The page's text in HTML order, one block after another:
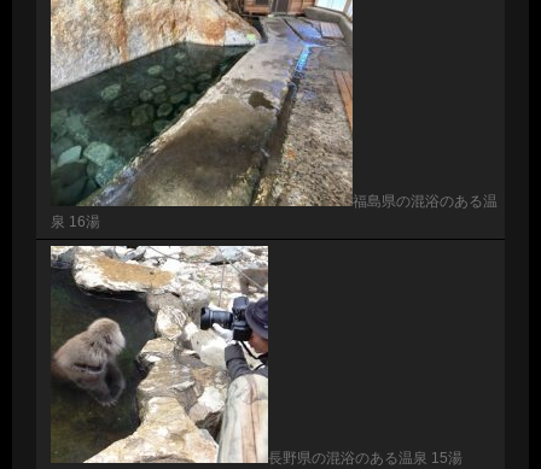
福島県の混浴のある温
泉 16湯
長野県の混浴のある温泉 15湯